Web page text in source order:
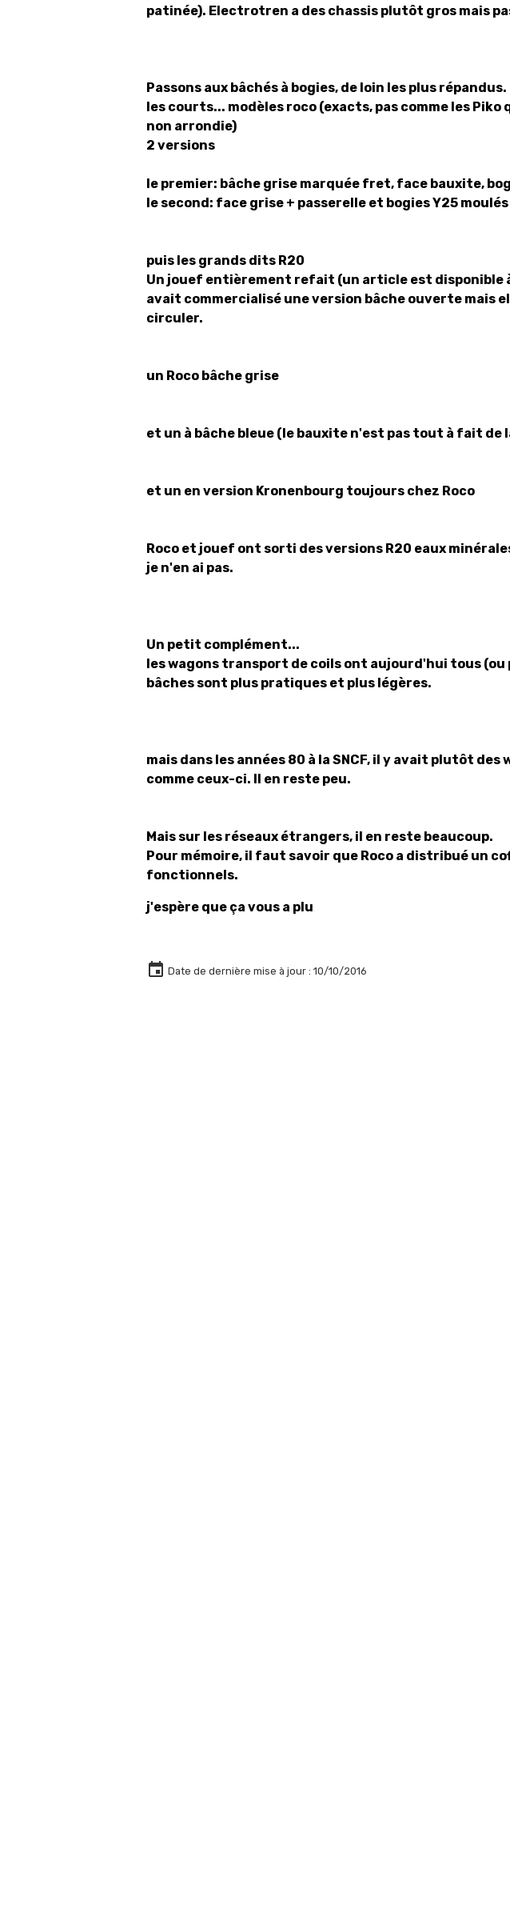
patinée). Electrotren a des chassis plutôt gros mais
Passons aux bâchés à bogies, de loin les plus répandus.
les courts... modèles roco (exacts, pas comme les
non arrondie)
2 versions
le premier: bâche grise marquée fret, face bauxite,
le second: face grise + passerelle et bogies Y25 moulés
puis les grands dits R20
Un jouef entièrement refait (un article est disponible
avait commercialisé une version bâche ouverte mais
circuler.
un Roco bâche grise
et un à bâche bleue (le bauxite n'est pas tout à fait de
et un en version Kronenbourg toujours chez Roco
Roco et jouef ont sorti des versions R20 eaux
je n'en ai pas.
Un petit complément...
les wagons transport de coils ont aujourd'hui tous (ou
bâches sont plus pratiques et plus légères.
mais dans les années 80 à la SNCF, il y avait plutôt
comme ceux-ci. Il en reste peu.
Mais sur les réseaux étrangers, il en reste beaucoup.
Pour mémoire, il faut savoir que Roco a distribué un
fonctionnels.
j'espère que ça vous a plu
Date de dernière mise à jour : 10/10/2016